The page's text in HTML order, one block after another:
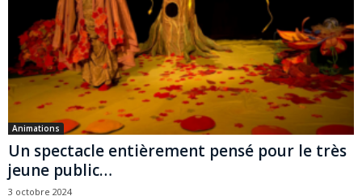
Animations
Un spectacle entièrement pensé pour le très
jeune public…
3 octobre 2024